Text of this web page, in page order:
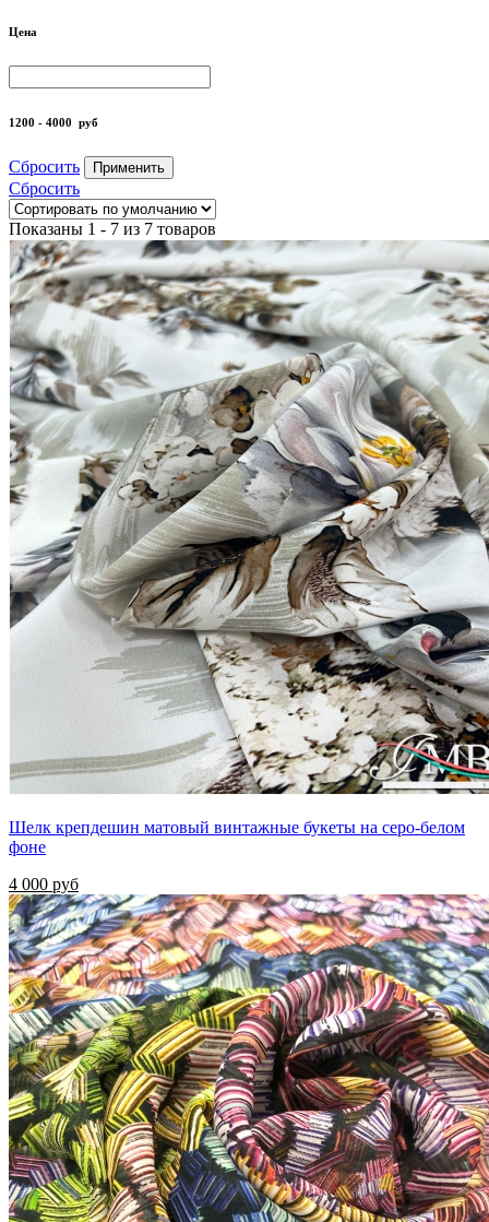
Цена
1200 - 4000 руб
Сбросить Применить
Сбросить
Показаны 1 - 7 из 7 товаров
Шелк крепдешин матовый винтажные букеты на серо-белом
фоне
4 000 руб